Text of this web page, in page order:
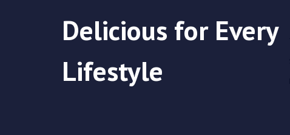
Delicious for Every
Lifestyle